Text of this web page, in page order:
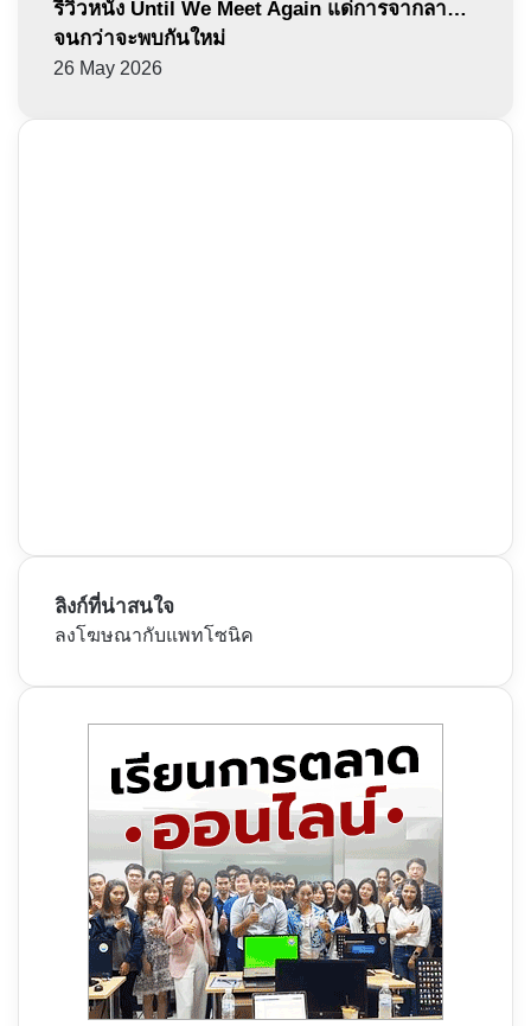
รีวิวหนัง Until We Meet Again แด่การจากลา…
จนกว่าจะพบกันใหม่
26 May 2026
ลิงก์ที่น่าสนใจ
ลงโฆษณากับแพทโซนิค